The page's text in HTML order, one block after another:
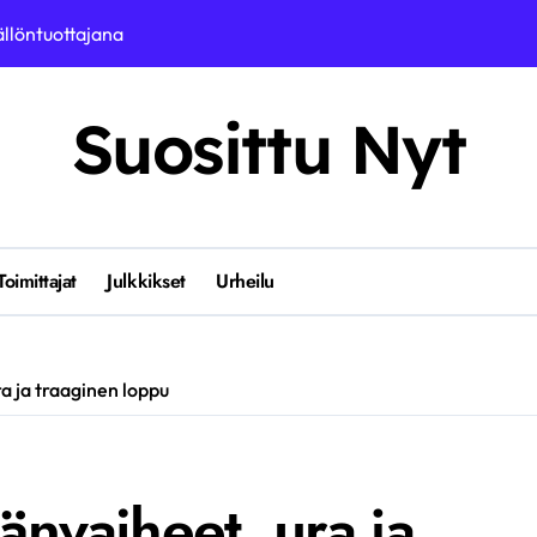
nettikasinoita ja kasinoteollisuutta,
elämään
Suosittu Nyt
Julkkikset Urheilu
ja traaginen loppu